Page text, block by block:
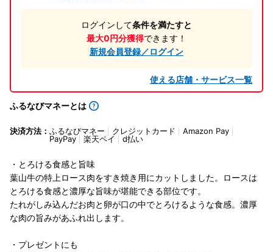
ログインして条件を満たすと
最大0円分獲得できます！
新規会員登録／ログイン
使える店舗・サービス一覧
ふるなびマネーとは
決済方法： ふるなびマネー クレジットカード
Amazon Pay
PayPay
楽天ペイ d払い
・とろける食感と旨味
葉山牛の特上ロース肉をすき焼き用にカットしました。ロースは
とろける食感と濃厚な旨味が堪能できる部位です。
たれがしみ込んだお肉と卵が口の中でとろけるような食感。濃厚
な肉の旨みがあふれ出します。
・プレゼントにも